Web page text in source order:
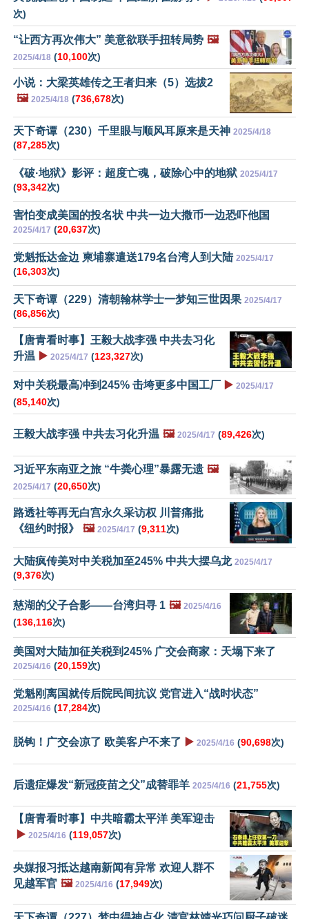
次)
“让西方再次伟大” 美意欲联手扭转局势 🖼️
2025/4/18 (10,100次)
小说：大梁英雄传之王者归来（5）选拔2
🖼️ 2025/4/18 (736,678次)
天下奇谭（230）千里眼与顺风耳原来是天神 2025/4/18
(87,285次)
《破·地狱》影评：超度亡魂，破除心中的地狱 2025/4/17
(93,342次)
害怕变成美国的投名状 中共一边大撒币一边恐吓他国
2025/4/17 (20,637次)
党魁抵达金边 柬埔寨遣送179名台湾人到大陆 2025/4/17
(16,303次)
天下奇谭（229）清朝翰林学士一梦知三世因果 2025/4/17
(86,856次)
【唐青看时事】王毅大战李强 中共去习化
升温 ▶️ 2025/4/17 (123,327次)
对中关税最高冲到245% 击垮更多中国工厂 ▶️ 2025/4/17
(85,140次)
王毅大战李强 中共去习化升温 🖼️ 2025/4/17 (89,426次)
习近平东南亚之旅 “牛粪心理”暴露无遗 🖼️
2025/4/17 (20,650次)
路透社等再无白宫永久采访权 川普痛批
《纽约时报》
🖼️ 2025/4/17 (9,311次)
大陆疯传美对中关税加至245% 中共大摆乌龙 2025/4/17
(9,376次)
慈湖的父子合影——台湾归寻 1 🖼️ 2025/4/16
(136,116次)
美国对大陆加征关税到245% 广交会商家：天塌下来了
2025/4/16 (20,159次)
党魁刚离国就传后院民间抗议 党官进入“战时状态”
2025/4/16 (17,284次)
脱钩！广交会凉了 欧美客户不来了 ▶️ 2025/4/16 (90,698次)
后遗症爆发“新冠疫苗之父”成替罪羊 2025/4/16 (21,755次)
【唐青看时事】中共暗霸太平洋 美军迎击
▶️ 2025/4/16 (119,057次)
央媒报习抵达越南新闻有异常 欢迎人群不
见越军官 🖼️ 2025/4/16 (17,949次)